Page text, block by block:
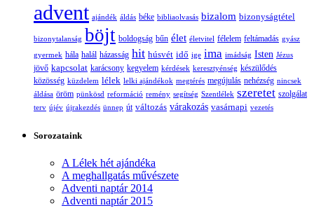
advent ajándék áldás béke bibliaolvasás bizalom bizonyságtétel
bizonytalanság böjt boldogság bűn élet életvitel félelem feltámadás gyász
gyermek hála halál házasság hit húsvét idő ige ima imádság Isten Jézus
jövő kapcsolat karácsony kegyelem kérdések keresztyénség készülődés
közösség küzdelem lélek lelki ajándékok megtérés megújulás nehézség nincsek
áldása öröm pünkösd reformáció remény segítség Szentlélek szeretet szolgálat
terv újév újrakezdés ünnep út változás várakozás vasárnapi vezetés
Sorozataink
A Lélek hét ajándéka
A meghallgatás művészete
Adventi naptár 2014
Adventi naptár 2015